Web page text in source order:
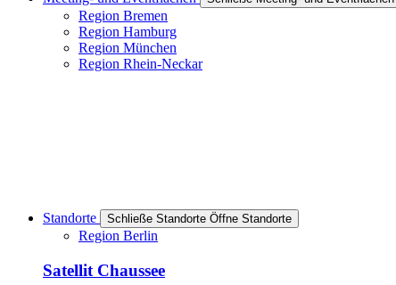
Region Bremen
Region Hamburg
Region München
Region Rhein-Neckar
Standorte Schließe Standorte Öffne Standorte
Region Berlin
Satellit Chaussee